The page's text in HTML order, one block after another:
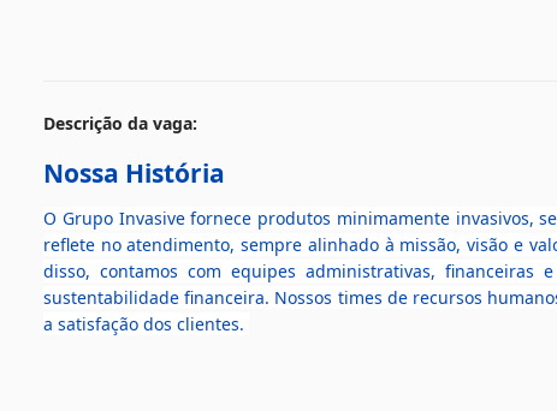
Descrição da vaga:
Nossa História
O Grupo Invasive fornece produtos minimamente invasivos,
reflete no atendimento, sempre alinhado à missão, visão e
disso, contamos com equipes administrativas,
sustentabilidade financeira. Nossos times de recursos
a satisfação dos clientes.